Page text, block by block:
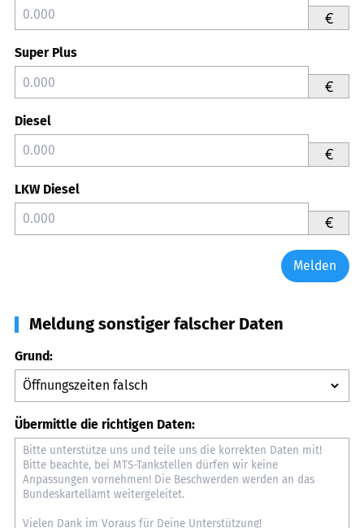
€
Super Plus
€
Diesel
€
LKW Diesel
€
Melden
Meldung sonstiger falscher Daten
Grund:
Übermittle die richtigen Daten: